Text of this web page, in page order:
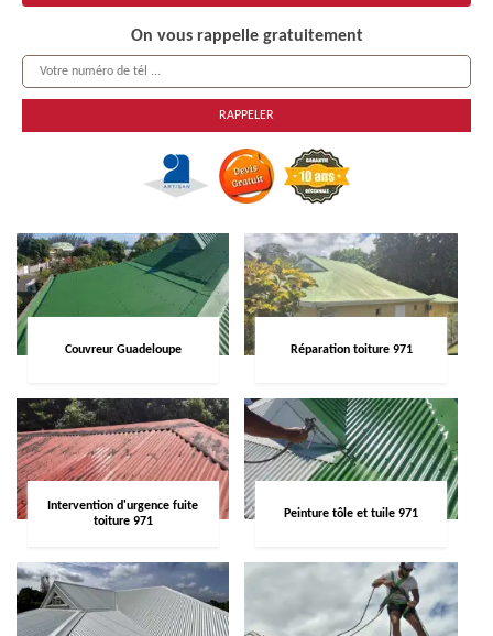
On vous rappelle gratuitement
Couvreur Guadeloupe Réparation toiture 971
Intervention d'urgence fuite
toiture 971
Peinture tôle et tuile 971